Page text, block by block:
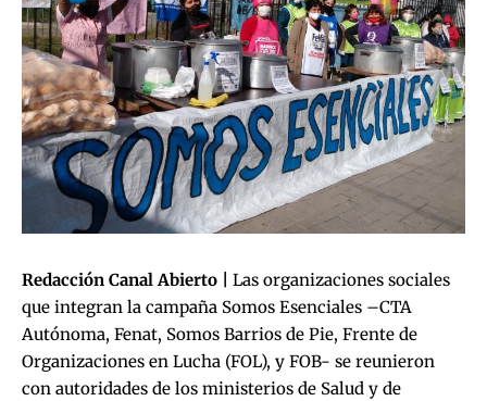
Redacción Canal Abierto |
Las organizaciones sociales
que integran la campaña Somos Esenciales –CTA
Autónoma, Fenat, Somos Barrios de Pie, Frente de
Organizaciones en Lucha (FOL), y FOB- se reunieron
con autoridades de los ministerios de Salud y de